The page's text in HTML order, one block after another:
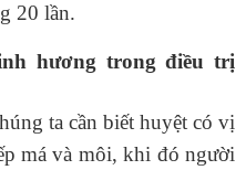
20 lần.
hương trong điều trị
ta cần biết huyệt có vị
má và môi, khi đó người